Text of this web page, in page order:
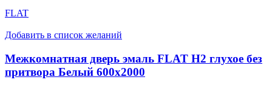
FLAT
Добавить в список желаний
Межкомнатная дверь эмаль FLAT H2 глухое без
притвора Белый 600х2000